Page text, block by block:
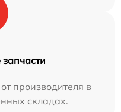
производителя в
складах.